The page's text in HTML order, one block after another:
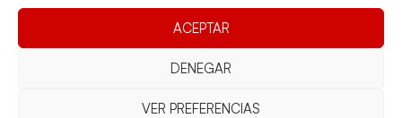
ACEPTAR
DENEGAR
VER PREFERENCIAS
Competiciones
Eleccions